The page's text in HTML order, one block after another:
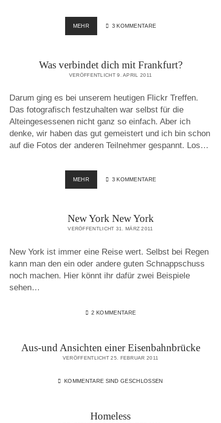
MEHRU-
BAHN
–
BOCKENHEIMER
UND
FESTHALLE-
MESSE
3 KOMMENTARE
Was verbindet dich mit Frankfurt?
VERÖFFENTLICHT 9. APRIL 2011
Darum ging es bei unserem heutigen Flickr Treffen.
Das fotografisch festzuhalten war selbst für die
Alteingesessenen nicht ganz so einfach. Aber ich
denke, wir haben das gut gemeistert und ich bin schon
auf die Fotos der anderen Teilnehmer gespannt. Los…
MEHRWAS
VERBINDET
FRANKFURT?
3 KOMMENTARE
New York New York
VERÖFFENTLICHT 31. MÄRZ 2011
New York ist immer eine Reise wert. Selbst bei Regen
kann man den ein oder andere guten Schnappschuss
noch machen. Hier könnt ihr dafür zwei Beispiele
sehen…
2 KOMMENTARE
Aus-und Ansichten einer Eisenbahnbrücke
VERÖFFENTLICHT 25. FEBRUAR 2011
KOMMENTARE SIND GESCHLOSSEN
Homeless